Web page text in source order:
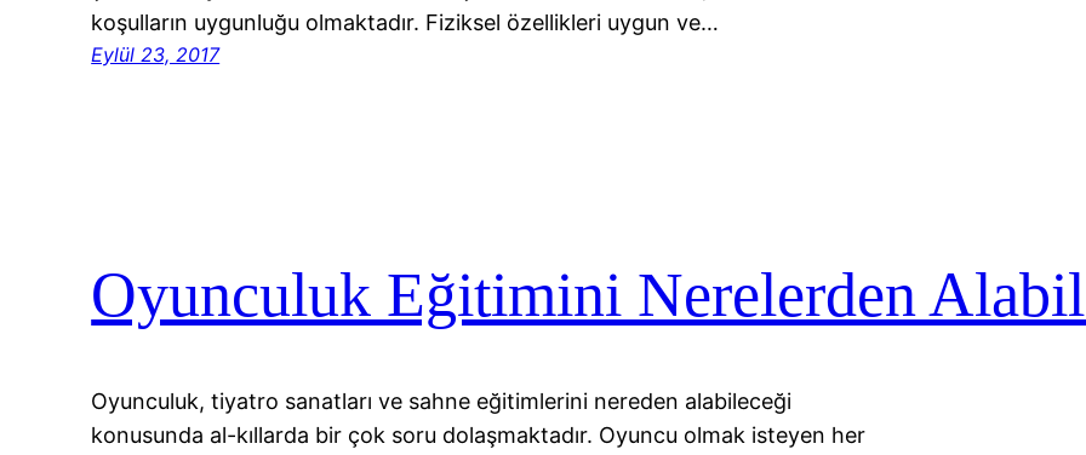
koşulların uygunluğu olmaktadır. Fiziksel özellikleri uygun ve…
Eylül 23, 2017
Oyunculuk Eğitimini Nerelerden
Oyunculuk, tiyatro sanatları ve sahne eğitimlerini nereden alabileceği
konusunda al-kıllarda bir çok soru dolaşmaktadır. Oyuncu olmak isteyen her